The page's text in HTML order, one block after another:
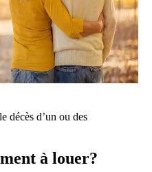
décès d’un ou des
à louer?